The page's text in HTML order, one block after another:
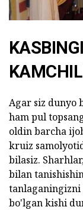
Agar siz dunyo
ham pul
oldin barcha
kruiz
bilasiz.
bilan
tanlaganingizni
bo'lgan kishi